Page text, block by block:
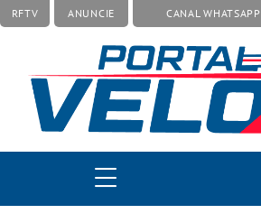
RFTV ANUNCIE CANAL WHATSAPP